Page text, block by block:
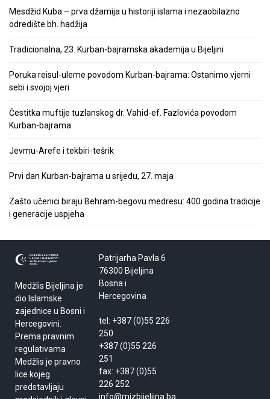
Mesdžid Kuba – prva džamija u historiji islama i nezaobilazno
odredište bh. hadžija
Tradicionalna, 23. Kurban-bajramska akademija u Bijeljini
Poruka reisul-uleme povodom Kurban-bajrama: Ostanimo vjerni
sebi i svojoj vjeri
Čestitka muftije tuzlanskog dr. Vahid-ef. Fazlovića povodom
Kurban-bajrama
Jevmu-Arefe i tekbiri-tešrik
Prvi dan Kurban-bajrama u srijedu, 27. maja
Zašto učenici biraju Behram-begovu medresu: 400 godina tradicije
i generacije uspjeha
Medžlis Bijeljina je
dio Islamske
zajednice u Bosni i
Hercegovini.
Prema pravnim
regulativama
Medžlis je pravno
lice kojeg
predstavljaju
Patrijarha Pavla 6
76300 Bijeljina
Bosna i
Hercegovina
tel: +387 (0)55 226
250
+387 (0)55 226
251
fax: +387 (0)55
226 252
info@mizbijeljina.ba